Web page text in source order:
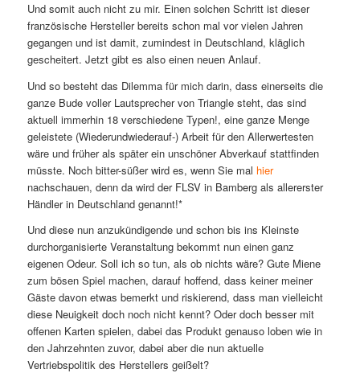
Und somit auch nicht zu mir. Einen solchen Schritt ist dieser
französische Hersteller bereits schon mal vor vielen Jahren
gegangen und ist damit, zumindest in Deutschland, kläglich
gescheitert. Jetzt gibt es also einen neuen Anlauf.
Und so besteht das Dilemma für mich darin, dass einerseits die
ganze Bude voller Lautsprecher von Triangle steht, das sind
aktuell immerhin 18 verschiedene Typen!, eine ganze Menge
geleistete (Wiederundwiederauf-) Arbeit für den Allerwertesten
wäre und früher als später ein unschöner Abverkauf stattfinden
müsste. Noch bitter-süßer wird es, wenn Sie mal hier
nachschauen, denn da wird der FLSV in Bamberg als allererster
Händler in Deutschland genannt!*
Und diese nun anzukündigende und schon bis ins Kleinste
durchorganisierte Veranstaltung bekommt nun einen ganz
eigenen Odeur. Soll ich so tun, als ob nichts wäre? Gute Miene
zum bösen Spiel machen, darauf hoffend, dass keiner meiner
Gäste davon etwas bemerkt und riskierend, dass man vielleicht
diese Neuigkeit doch noch nicht kennt? Oder doch besser mit
offenen Karten spielen, dabei das Produkt genauso loben wie in
den Jahrzehnten zuvor, dabei aber die nun aktuelle
Vertriebspolitik des Herstellers geißelt?